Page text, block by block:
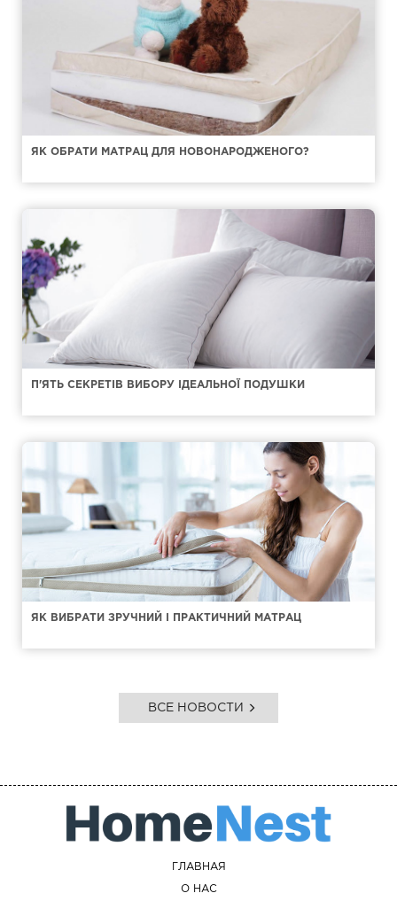
ЯК ОБРАТИ МАТРАЦ ДЛЯ НОВОНАРОДЖЕНОГО?
П'ЯТЬ СЕКРЕТІВ ВИБОРУ ІДЕАЛЬНОЇ ПОДУШКИ
ЯК ВИБРАТИ ЗРУЧНИЙ І ПРАКТИЧНИЙ МАТРАЦ
ВСЕ НОВОСТИ
ГЛАВНАЯ
О НАС